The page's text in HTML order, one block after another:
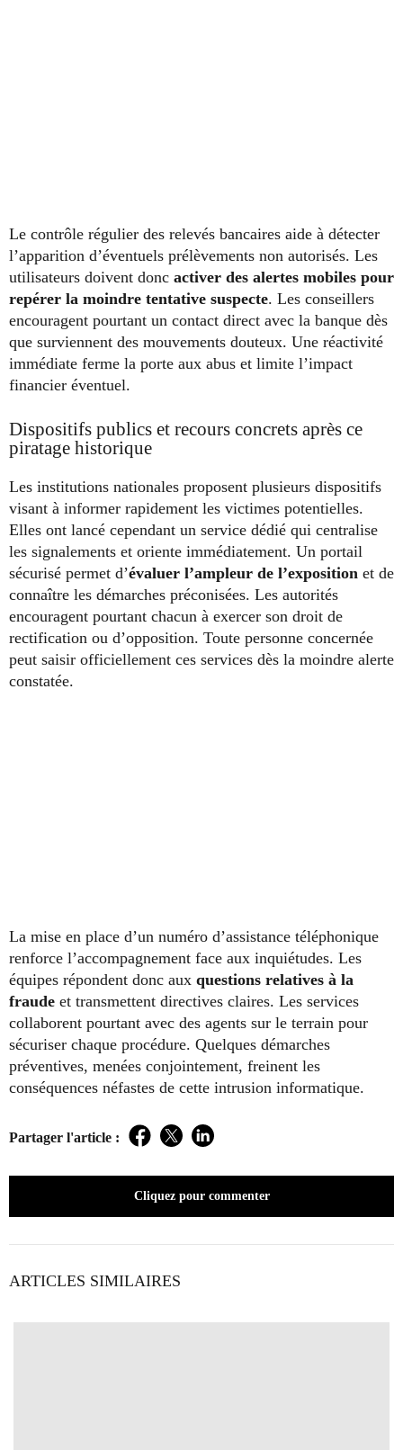
Le contrôle régulier des relevés bancaires aide à détecter
l’apparition d’éventuels prélèvements non autorisés. Les
utilisateurs doivent donc activer des alertes mobiles pour
repérer la moindre tentative suspecte. Les conseillers
encouragent pourtant un contact direct avec la banque dès
que surviennent des mouvements douteux. Une réactivité
immédiate ferme la porte aux abus et limite l’impact
financier éventuel.
Dispositifs publics et recours concrets après ce
piratage historique
Les institutions nationales proposent plusieurs dispositifs
visant à informer rapidement les victimes potentielles.
Elles ont lancé cependant un service dédié qui centralise
les signalements et oriente immédiatement. Un portail
sécurisé permet d’évaluer l’ampleur de l’exposition et de
connaître les démarches préconisées. Les autorités
encouragent pourtant chacun à exercer son droit de
rectification ou d’opposition. Toute personne concernée
peut saisir officiellement ces services dès la moindre alerte
constatée.
La mise en place d’un numéro d’assistance téléphonique
renforce l’accompagnement face aux inquiétudes. Les
équipes répondent donc aux questions relatives à la
fraude et transmettent directives claires. Les services
collaborent pourtant avec des agents sur le terrain pour
sécuriser chaque procédure. Quelques démarches
préventives, menées conjointement, freinent les
conséquences néfastes de cette intrusion informatique.
Partager l'article : Facebook
TwitterLinkedIn
Cliquez pour commenter
ARTICLES SIMILAIRES